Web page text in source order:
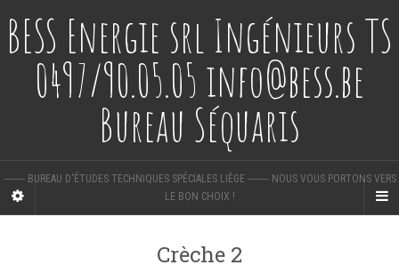
BESS Energie srl Ingénieurs TS
0497/90.05.05 info@bess.be
Bureau Séquaris
-------- BUREAU D'ÉTUDES TECHNIQUES SPÉCIALES LIÈGE -------- NOUS VOUS PORTONS VERS
LE BON CHOIX !
Crèche 2